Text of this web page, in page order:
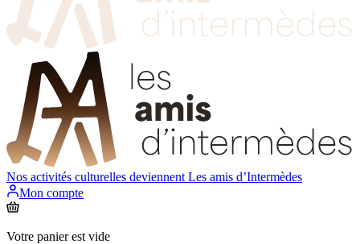
Nos activités culturelles deviennent Les amis d’Intermèdes
Mon compte
Votre panier est vide